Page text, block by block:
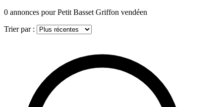
0 annonces pour Petit Basset Griffon vendéen
Trier par :